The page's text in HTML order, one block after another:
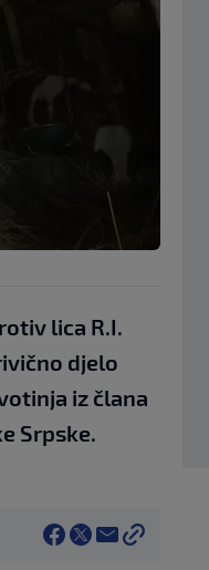
lica R.I.
djelo
iz člana
Srpske.